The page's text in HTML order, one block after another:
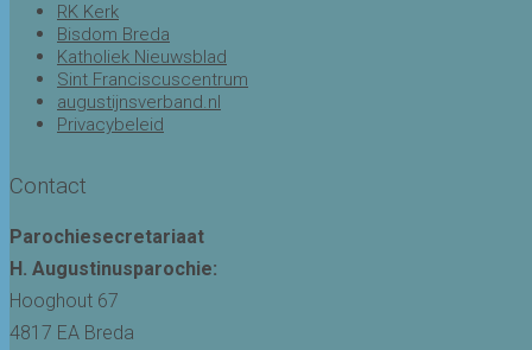
RK Kerk
Bisdom Breda
Katholiek Nieuwsblad
Sint Franciscuscentrum
augustijnsverband.nl
Privacybeleid
Contact
Parochiesecretariaat
H. Augustinusparochie:
Hooghout 67
4817 EA Breda